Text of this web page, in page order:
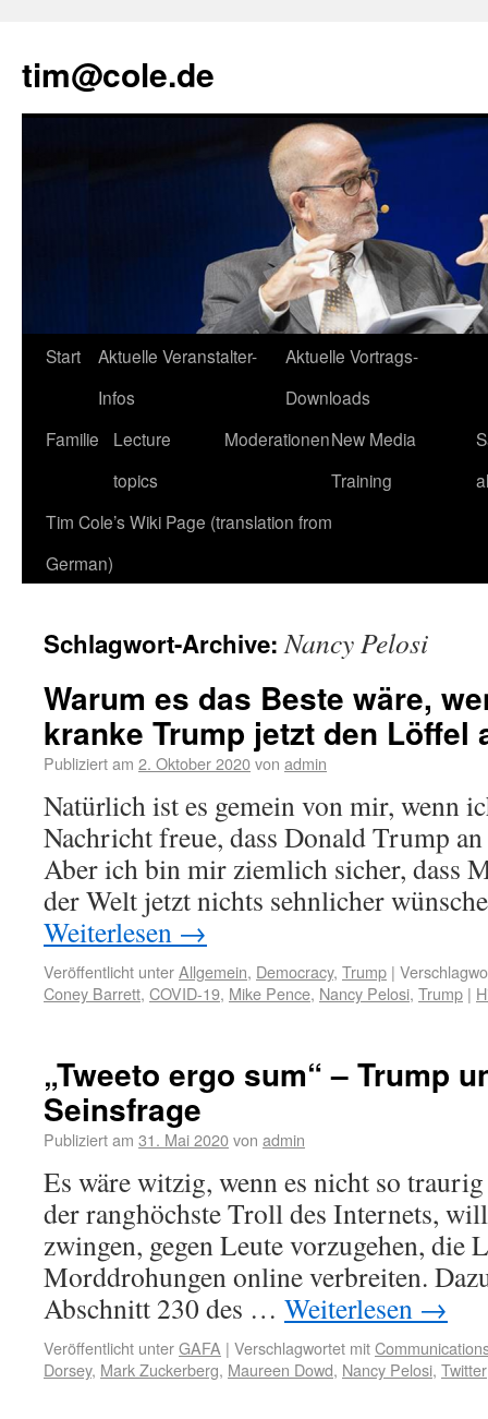
tim@cole.de
Start
Aktuelle Veranstalter-
Infos
Aktuelle Vortrags-
Downloads
Familie
Lecture
topics
ModerationenNew Media
Training
Tim Cole’s Wiki Page (translation from
German)
Schlagwort-Archive:Nancy Pelosi
Warum es das Beste wäre,
kranke Trump jetzt den Löffel
Publiziert am 2. Oktober 2020von admin
Natürlich ist es gemein von mir, wenn
Nachricht freue, dass Donald Trump
Aber ich bin mir ziemlich sicher, dass
der Welt jetzt nichts sehnlicher
Weiterlesen →
Veröffentlicht unterAllgemein, Democracy, Trump |
Coney Barrett, COVID-19, Mike Pence, Nancy Pelosi, Trump |
„Tweeto ergo sum“ – Trump
Seinsfrage
Publiziert am 31. Mai 2020von admin
Es wäre witzig, wenn es nicht so
der ranghöchste Troll des Internets,
zwingen, gegen Leute vorzugehen, die
Morddrohungen online verbreiten.
Abschnitt 230 des … Weiterlesen →
Veröffentlicht unterGAFA | Verschlagwortet mit
Dorsey, Mark Zuckerberg, Maureen Dowd, Nancy Pelosi, Twitter